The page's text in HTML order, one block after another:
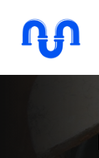
contenido